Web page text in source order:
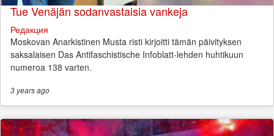
Tue Venäjän sodanvastaisia vankeja
Редакция
Moskovan Anarkistinen Musta risti kirjoitti tämän päivityksen
saksalaisen Das Antifaschistische Infoblatt-lehden huhtikuun
numeroa 138 varten.
3 yearsago